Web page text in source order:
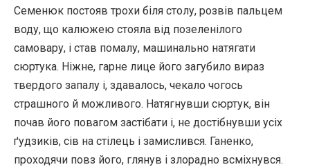
Семенюк постояв трохи біля столу, розвів пальцем
воду, що калюжею стояла від позеленілого
самовару, і став помалу, машинально натягати
сюртука. Ніжне, гарне лице його загубило вираз
твердого запалу і, здавалось, чекало чогось
страшного й можливого. Натягнувши сюртук, він
почав його повагом застібати і, не достібнувши усіх
ґудзиків, сів на стілець і замислився. Ганенко,
проходячи повз його, глянув і злорадно всміхнувся.